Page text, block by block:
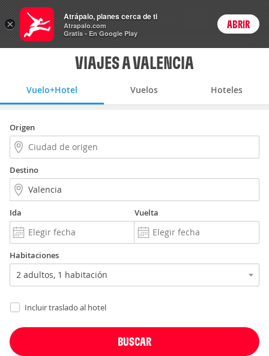
Vuelo+Hotel Precios enPeso
ARSCambiar moneda
Login
VIAJES A VALENCIA
Vuelo+Hotel Vuelos Hoteles
Origen
Destino
Ida Vuelta
Habitaciones
Incluir traslado al hotel
×
Atrápalo, planes cerca de ti
Atrapalo.com
Gratis - En Google Play
ABRIR